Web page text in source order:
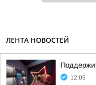
ЛЕНТА НОВОСТЕЙ
12:05